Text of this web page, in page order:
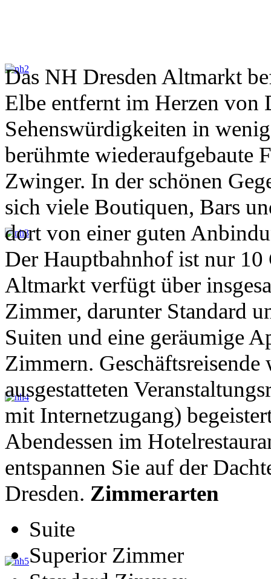
Das NH Dresden Altmarkt
Elbe entfernt im Herzen von
Sehenswürdigkeiten in
berühmte wiederaufgebaute
Zwinger. In der schönen
sich viele Boutiquen, Bars
dort von einer guten
Der Hauptbahnhof ist nur
Altmarkt verfügt über
Zimmer, darunter Standard
Suiten und eine geräumige
Zimmern.
ausgestatteten
mit Internetzugang)
Abendessen im
entspannen Sie auf der
Dresden. Zimmerarten
Suite
Superior Zimmer